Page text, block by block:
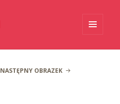
NASTĘPNY OBRAZEK